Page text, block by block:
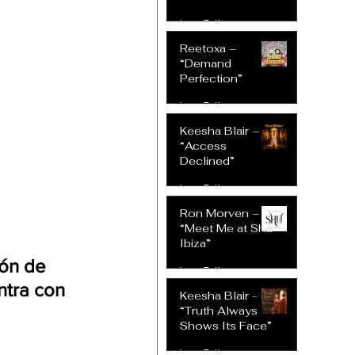
de
con
hace 7 días
Reetoxa –
“Demand
Perfection”
hace 7 días
Keesha Blair –
“Access
Declined”
hace 7 días
Ron Morven –
“Meet Me at Shu
Ibiza”
hace 7 días
Keesha Blair -
“Truth Always
Shows Its Face”